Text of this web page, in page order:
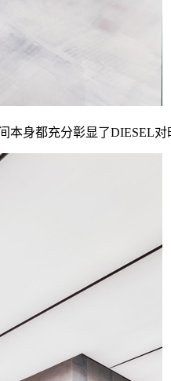
身都充分彰显了DIESEL对